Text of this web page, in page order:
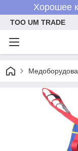
Хорошее
ТОО UM TRADE